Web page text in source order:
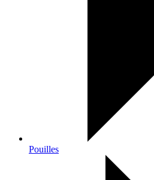
Pouilles